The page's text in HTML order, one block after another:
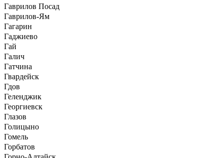
Гаврилов Посад
Гаврилов-Ям
Гагарин
Гаджиево
Гай
Галич
Гатчина
Гвардейск
Гдов
Геленджик
Георгиевск
Глазов
Голицыно
Гомель
Горбатов